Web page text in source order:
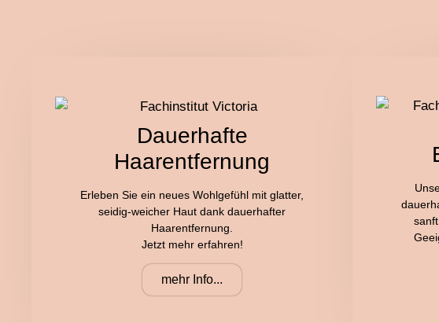
Dauerhafte
Haarentfernung
Erleben Sie ein neues Wohlgefühl mit glatter,
seidig-weicher Haut dank dauerhafter
Haarentfernung.
Jetzt mehr erfahren!
mehr Info...